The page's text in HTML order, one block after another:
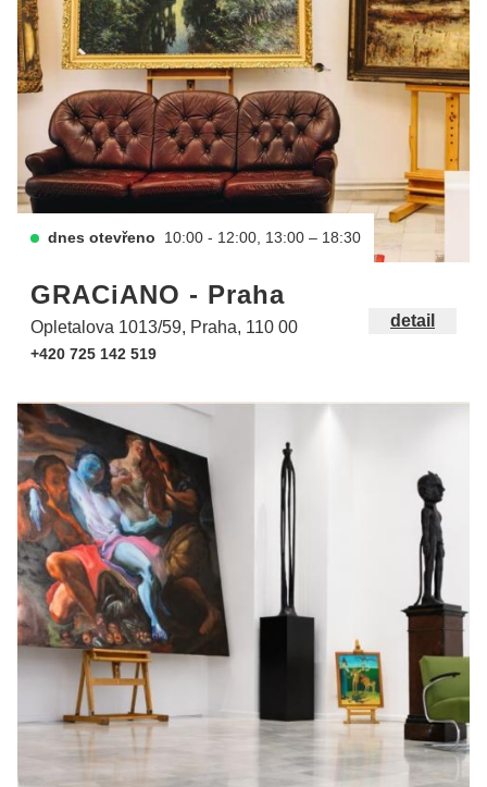
dnes otevřeno 10:00 - 12:00, 13:00 – 18:30
GRACiANO - Praha
Opletalova 1013/59, Praha, 110 00
+420 725 142 519
detail